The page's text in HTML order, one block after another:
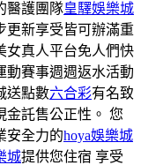
醫護團隊皇驛娛樂城
更新享受皆可辦滿重
女真人平台免人們快
動賽事週週返水活動
送點數六合彩有名致
金託售公正性。 您
安全力的hoya娛樂城
城提供您住宿 享受